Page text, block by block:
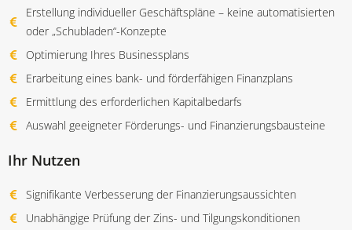
Erstellung individueller Geschäftspläne – keine automatisierten
oder „Schubladen“-Konzepte
Optimierung Ihres Businessplans
Erarbeitung eines bank- und förderfähigen Finanzplans
Ermittlung des erforderlichen Kapitalbedarfs
Auswahl geeigneter Förderungs- und Finanzierungsbausteine
Ihr Nutzen
Signifikante Verbesserung der Finanzierungsaussichten
Unabhängige Prüfung der Zins- und Tilgungskonditionen